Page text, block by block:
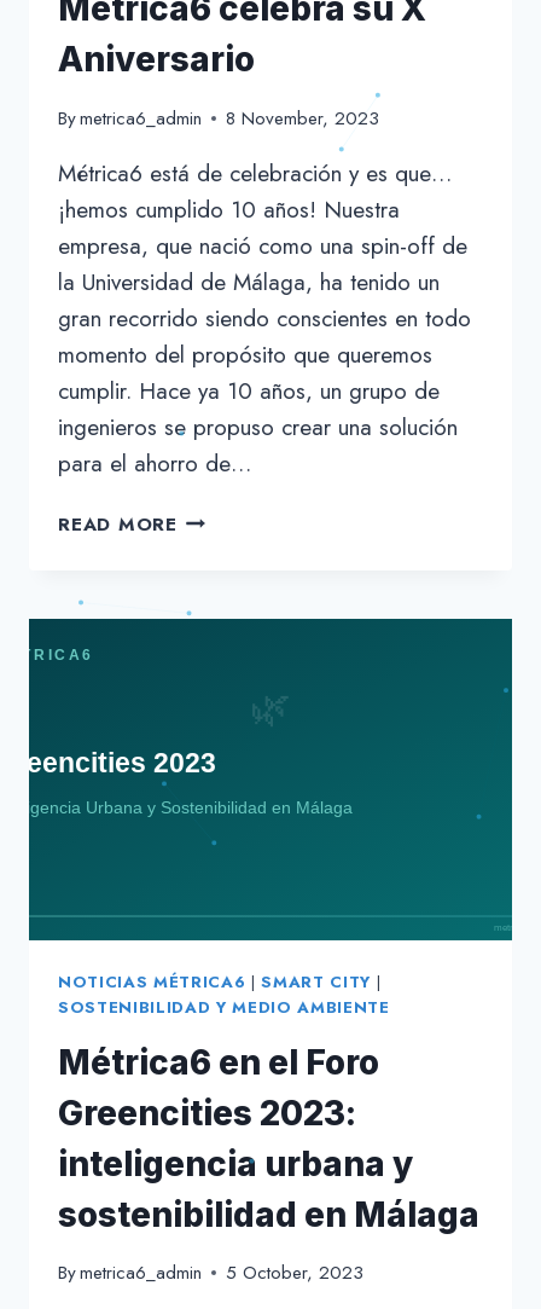
Métrica6 celebra su X
Aniversario
Bymetrica6_admin 8 November, 2023
Métrica6 está de celebración y es que…
¡hemos cumplido 10 años! Nuestra
empresa, que nació como una spin-off de
la Universidad de Málaga, ha tenido un
gran recorrido siendo conscientes en todo
momento del propósito que queremos
cumplir. Hace ya 10 años, un grupo de
ingenieros se propuso crear una solución
para el ahorro de…
READ MORE MÉTRICA6
X
NOTICIAS MÉTRICA6 |SMART CITY |
SOSTENIBILIDAD Y MEDIO AMBIENTE
Métrica6 en el Foro
Greencities 2023:
inteligencia urbana y
sostenibilidad en Málaga
Bymetrica6_admin 5 October, 2023